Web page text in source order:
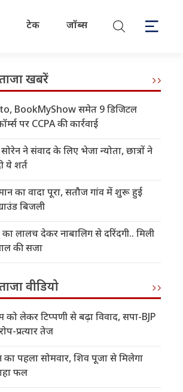
टेक जॉब्स
खबरें
BookMyShow समेत 9 डिजिटल
पर CCPA की कार्रवाई
ने संवाद के लिए भेजा न्योता, छात्रों ने
ये शर्त
का वादा पूरा, सतौज गांव में शुरू हुई
बिजली
का लालच देकर नाबालिग से दरिंदगी.. मिली
की सजा
वीडियो
को लेकर टिप्पणी से बढ़ा विवाद, सपा-BJP
प्रत्यार तेज
का पहला सोमवार, शिव पूजा से मिलेगा
फल